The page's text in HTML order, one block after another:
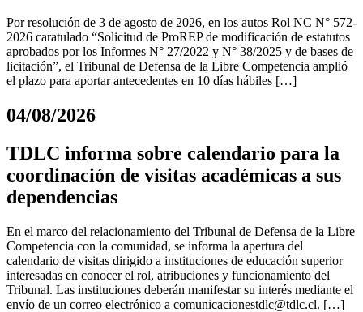
Por resolución de 3 de agosto de 2026, en los autos Rol NC N° 572-
2026 caratulado “Solicitud de ProREP de modificación de estatutos
aprobados por los Informes N° 27/2022 y N° 38/2025 y de bases de
licitación”, el Tribunal de Defensa de la Libre Competencia amplió
el plazo para aportar antecedentes en 10 días hábiles […]
04/08/2026
TDLC informa sobre calendario para la
coordinación de visitas académicas a sus
dependencias
En el marco del relacionamiento del Tribunal de Defensa de la Libre
Competencia con la comunidad, se informa la apertura del
calendario de visitas dirigido a instituciones de educación superior
interesadas en conocer el rol, atribuciones y funcionamiento del
Tribunal. Las instituciones deberán manifestar su interés mediante el
envío de un correo electrónico a comunicacionestdlc@tdlc.cl. […]